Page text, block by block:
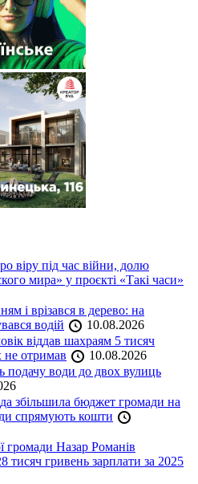
віру під час війни, долю
мира» у проєкті «Такі часи»
і врізався в дерево: на
водій
10.08.2026
віддав шахраям 5 тисяч
не отримав
10.08.2026
подачу води до двох вулиць
збільшила бюджет громади на
спрямують кошти
громади Назар Романів
тисяч гривень зарплати за 2025